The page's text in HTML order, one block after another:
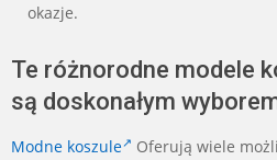
okazje.
Te różnorodne modele
są doskonałym
Modne koszule
Oferują wiele